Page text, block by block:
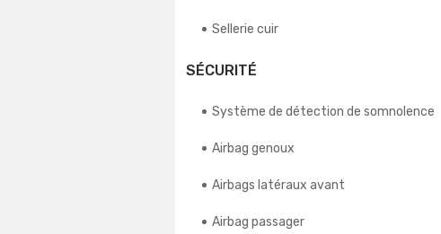
Sellerie cuir
SÉCURITÉ
Système de détection de somnolence
Airbag genoux
Airbags latéraux avant
Airbag passager